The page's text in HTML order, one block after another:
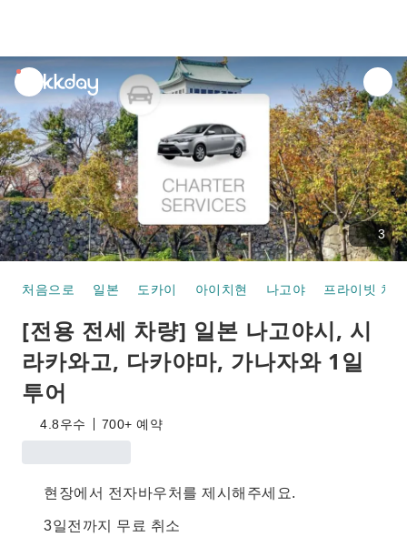
unread
notifications
3
처음으로 일본 도카이 아이치현 나고야 프라이빗 차량
[전용 전세 차량] 일본 나고야시, 시
라카와고, 다카야마, 가나자와 1일
투어
4.8우수 700+ 예약
현장에서 전자바우처를 제시해주세요.
3일전까지 무료 취소